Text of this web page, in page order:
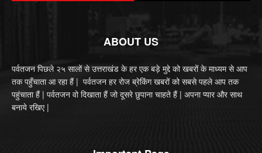
ABOUT US
पर्वतजन पिछले २५ सालों से उत्तराखंड के हर एक बड़े मुद्दे को खबरों के माध्यम से आप
तक पहुँचाता आ रहा हैं | पर्वतजन हर रोज ब्रेकिंग खबरों को सबसे पहले आप तक
पहुंचाता हैं | पर्वतजन वो दिखाता हैं जो दूसरे छुपाना चाहते हैं | अपना प्यार और साथ
बनाये रखिए |